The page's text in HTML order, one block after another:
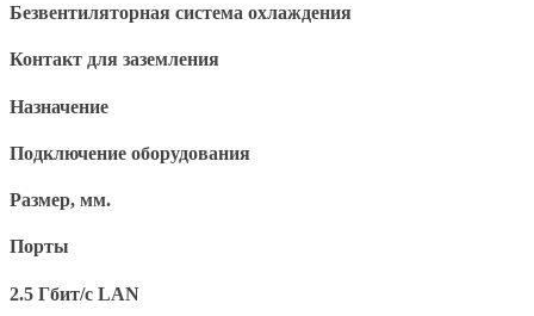
Безвентиляторная система охлаждения
Контакт для заземления
Назначение
Подключение оборудования
Размер, мм.
Порты
2.5 Гбит/с LAN